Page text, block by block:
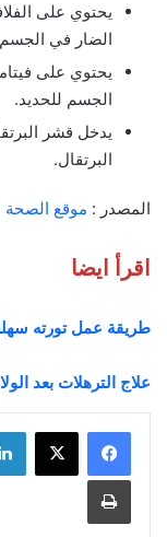
يحتوي على
الضار في
يحتوي على
الجسم للحديد.
يدخل قشر
البرتقال.
المصدر : موقع الصحة
اقرأ ايضا
طريقة عمل تورته
علاج الترهلات بعد
طباعة